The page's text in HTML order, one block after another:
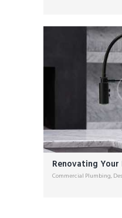
Renovating
Commercial Plumbing,